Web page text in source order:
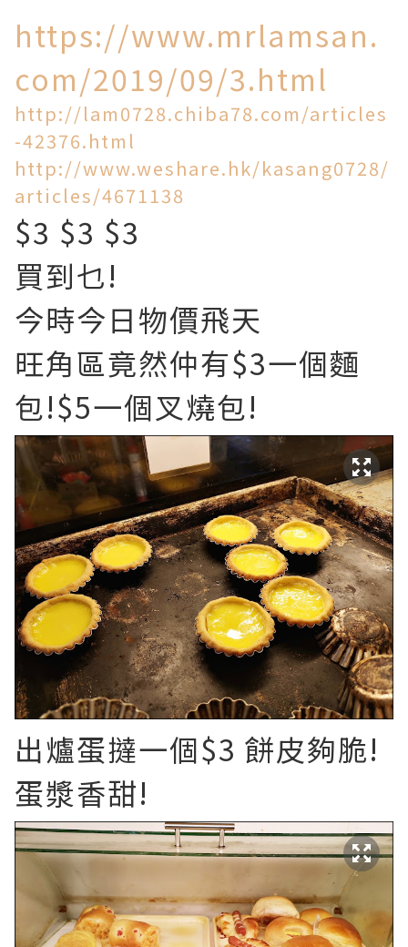
https://www.mrlamsan.
com/2019/09/3.html
http://lam0728.chiba78.com/articles
-42376.html
http://www.weshare.hk/kasang0728/
articles/4671138
$3 $3 $3
買到乜!
今時今日物價飛天
旺角區竟然仲有$3一個麵
包!$5一個叉燒包!
出爐蛋撻一個$3 餅皮夠脆!
蛋漿香甜!